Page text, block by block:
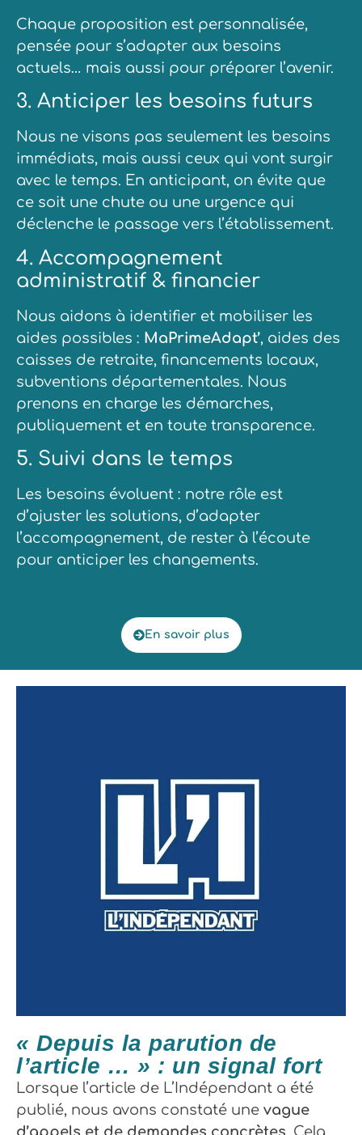
Chaque proposition est personnalisée,
pensée pour s’adapter aux besoins
actuels… mais aussi pour préparer l’avenir.
3. Anticiper les besoins futurs
Nous ne visons pas seulement les besoins
immédiats, mais aussi ceux qui vont surgir
avec le temps. En anticipant, on évite que
ce soit une chute ou une urgence qui
déclenche le passage vers l’établissement.
4. Accompagnement
administratif & financier
Nous aidons à identifier et mobiliser les
aides possibles : MaPrimeAdapt’, aides des
caisses de retraite, financements locaux,
subventions départementales. Nous
prenons en charge les démarches,
publiquement et en toute transparence.
5. Suivi dans le temps
Les besoins évoluent : notre rôle est
d’ajuster les solutions, d’adapter
l’accompagnement, de rester à l’écoute
pour anticiper les changements.
En savoir plus
« Depuis la parution de
l’article … » : un signal fort
Lorsque l’article de L’Indépendant a été
publié, nous avons constaté une vague